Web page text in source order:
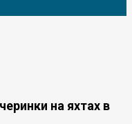
на яхтах в